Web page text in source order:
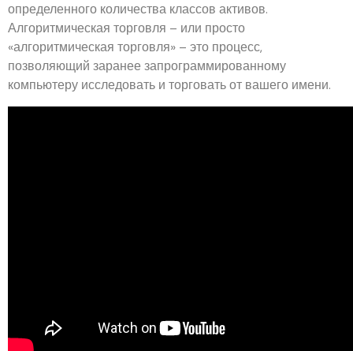
определенного количества классов активов.
Алгоритмическая торговля – или просто
«алгоритмическая торговля» – это процесс,
позволяющий заранее запрограммированному
компьютеру исследовать и торговать от вашего имени.